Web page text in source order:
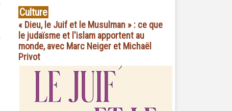
Culture
« Dieu, le Juif et le Musulman » : ce que
le judaïsme et l'islam apportent au
monde, avec Marc Neiger et Michaël
Privot